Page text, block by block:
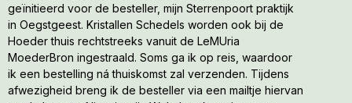
geïnitieerd voor de besteller, mijn Sterrenpoort praktijk
in Oegstgeest. Kristallen Schedels worden ook bij de
Hoeder thuis rechtstreeks vanuit de LeMUria
MoederBron ingestraald. Soms ga ik op reis, waardoor
ik een bestelling ná thuiskomst zal verzenden. Tijdens
afwezigheid breng ik de besteller via een mailtje hiervan